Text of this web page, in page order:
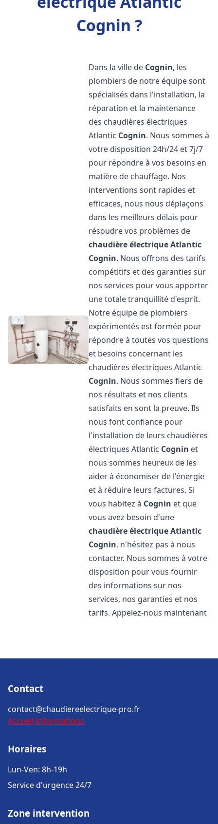
Cognin ?
Dans la ville de Cognin, les
plombiers de notre équipe sont
spécialisés dans l'installation, la
réparation et la maintenance
des chaudières électriques
Atlantic Cognin. Nous sommes à
votre disposition 24h/24 et 7j/7
pour répondre à vos besoins en
matière de chauffage. Nos
interventions sont rapides et
efficaces, nous nous déplaçons
dans les meilleurs délais pour
résoudre vos problèmes de
chaudière électrique Atlantic
Cognin. Nous offrons des tarifs
compétitifs et des garanties sur
nos services pour vous apporter
une totale tranquillité d'esprit.
Notre équipe de plombiers
expérimentés est formée pour
répondre à toutes vos questions
et besoins concernant les
chaudières électriques Atlantic
Cognin. Nous sommes fiers de
nos résultats et nos clients
satisfaits en sont la preuve. Ils
nous font confiance pour
l'installation de leurs chaudières
électriques Atlantic Cognin et
nous sommes heureux de les
aider à économiser de l'énergie
et à réduire leurs factures. Si
vous habitez à Cognin et que
vous avez besoin d'une
chaudière électrique Atlantic
Cognin, n'hésitez pas à nous
contacter. Nous sommes à votre
disposition pour vous fournir
des informations sur nos
services, nos garanties et nos
tarifs. Appelez-nous maintenant
Contact
contact@chaudiereelectrique-pro.fr
Accueil Informations
Horaires
Lun-Ven: 8h-19h
Service d'urgence 24/7
Zone intervention